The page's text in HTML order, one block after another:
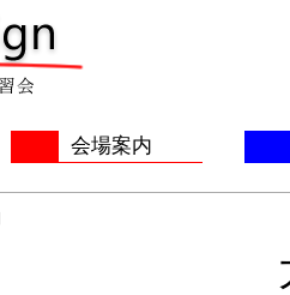
会場案内